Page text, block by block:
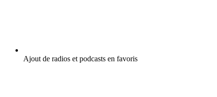
Ajout de radios et podcasts en favoris